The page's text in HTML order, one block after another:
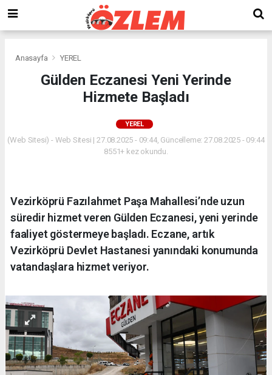
Anasayfa YEREL
Gülden Eczanesi Yeni Yerinde
Hizmete Başladı
YEREL
(Web Sitesi) - Web Sitesi | 27.08.2025 - 09:44, Güncelleme: 27.08.2025 - 09:44
8551+ kez okundu.
Vezirköprü Fazılahmet Paşa Mahallesi’nde uzun
süredir hizmet veren Gülden Eczanesi, yeni yerinde
faaliyet göstermeye başladı. Eczane, artık
Vezirköprü Devlet Hastanesi yanındaki konumunda
vatandaşlara hizmet veriyor.